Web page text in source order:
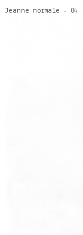
Jeanne normale - 04